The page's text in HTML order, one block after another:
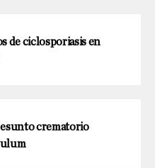
de ciclosporiasis en
crematorio